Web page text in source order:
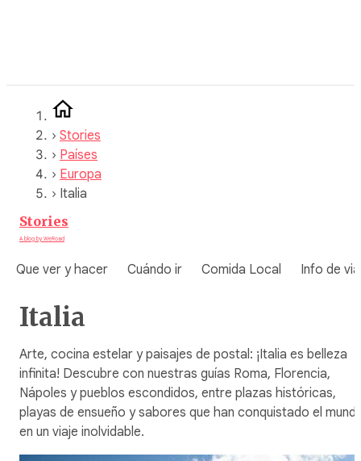
› Stories
› Países
› Europa
› Italia
Stories
A blog by WeRoad
Que ver y hacer Cuándo ir Comida Local Info de
Italia
Arte, cocina estelar y paisajes de postal: ¡Italia es belleza
infinita! Descubre con nuestras guías Roma, Florencia,
Nápoles y pueblos escondidos, entre plazas históricas,
playas de ensueño y sabores que han conquistado el
en un viaje inolvidable.